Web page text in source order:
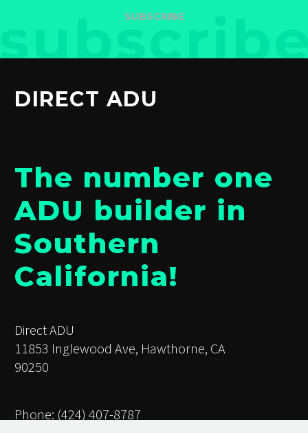
SUBSCRIBE
DIRECT ADU
The number one
ADU builder in
Southern
California!
Direct ADU
11853 Inglewood Ave, Hawthorne, CA
90250
Phone: (424) 407-8787